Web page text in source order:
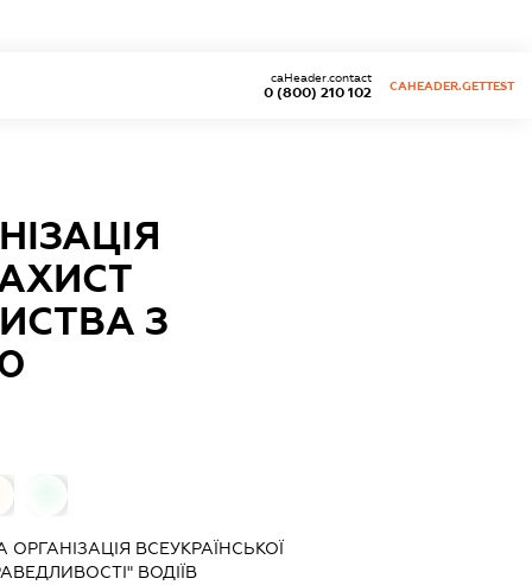
0 (800) 210 102
caHeader.contact
CAHEADER.GETTEST
З
ВСЕУКРАЇНСЬКОЇ
ВОДІЇВ